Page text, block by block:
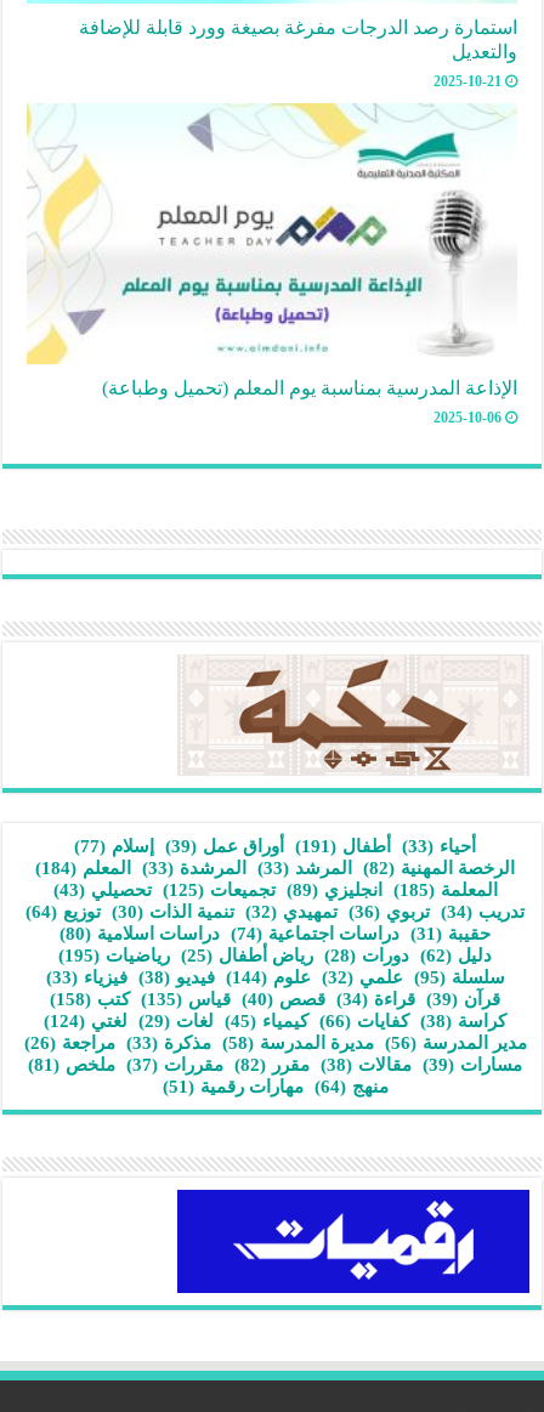
استمارة رصد الدرجات مفرغة بصيغة وورد قابلة للإضافة
والتعديل
2025-10-21
الإذاعة المدرسية بمناسبة يوم المعلم (تحميل وطباعة)
2025-10-06
أحياء (33) أطفال (191) أوراق عمل (39) إسلام (77)
الرخصة المهنية (82) المرشد (33) المرشدة (33) المعلم (184)
المعلمة (185) انجليزي (89) تجميعات (125) تحصيلي (43)
تدريب (34) تربوي (36) تمهيدي (32) تنمية الذات (30) توزيع (64)
حقيبة (31) دراسات اجتماعية (74) دراسات اسلامية (80)
دليل (62) دورات (28) رياض أطفال (25) رياضيات (195)
سلسلة (95) علمي (32) علوم (144) فيديو (38) فيزياء (33)
قرآن (39) قراءة (34) قصص (40) قياس (135) كتب (158)
كراسة (38) كفايات (66) كيمياء (45) لغات (29) لغتي (124)
مدير المدرسة (56) مديرة المدرسة (58) مذكرة (33) مراجعة (26)
مسارات (39) مقالات (38) مقرر (82) مقررات (37) ملخص (81)
منهج (64) مهارات رقمية (51)